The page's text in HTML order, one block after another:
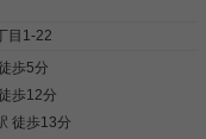
詳細を見る
目1-22
歩5分
歩12分
徒歩13分